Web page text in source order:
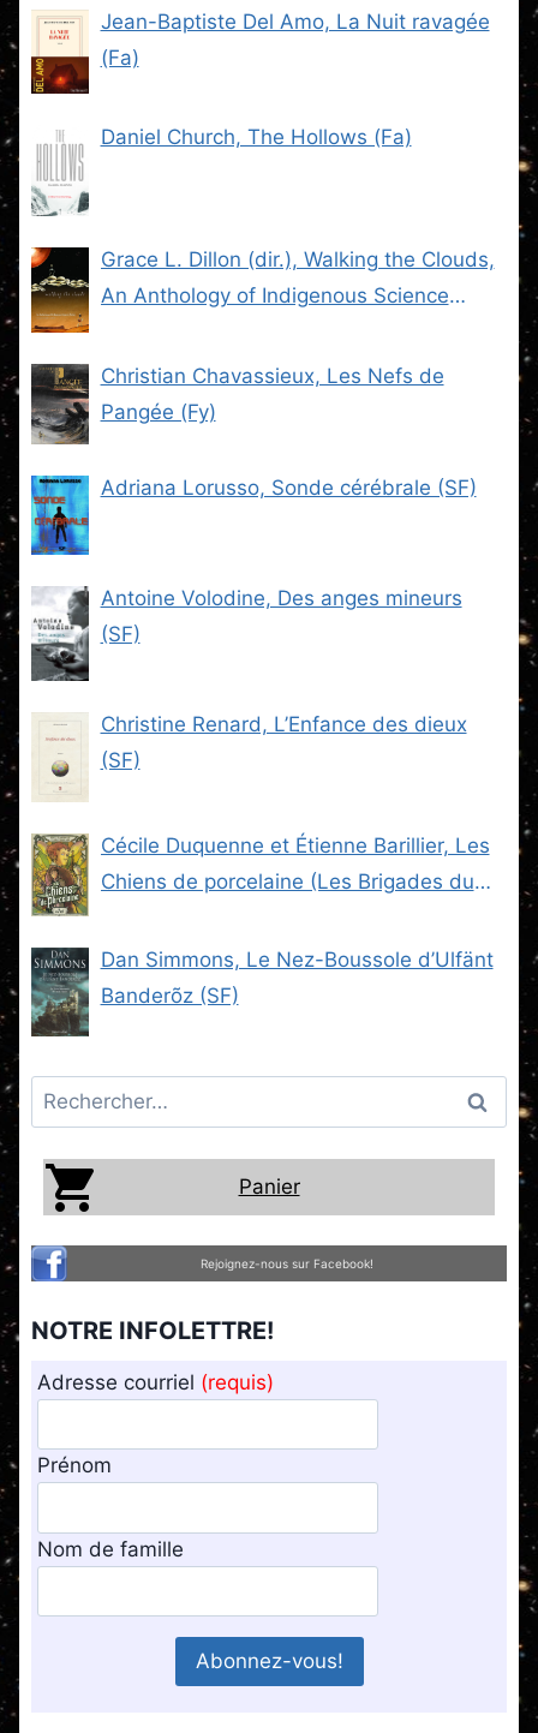
Jean-Baptiste Del Amo, La Nuit ravagée
(Fa)
Daniel Church, The Hollows (Fa)
Grace L. Dillon (dir.), Walking the Clouds,
An Anthology of Indigenous Science
Christian Chavassieux, Les Nefs de
Pangée (Fy)
Adriana Lorusso, Sonde cérébrale (SF)
Antoine Volodine, Des anges mineurs
(SF)
Christine Renard, L’Enfance des dieux
(SF)
Cécile Duquenne et Étienne Barillier, Les
Chiens de porcelaine (Les Brigades du
Dan Simmons, Le Nez-Boussole d’Ulfänt
Banderõz (SF)
Rechercher :
Panier
Rejoignez-nous sur Facebook!
NOTRE INFOLETTRE!
Adresse courriel (requis)
Prénom
Nom de famille